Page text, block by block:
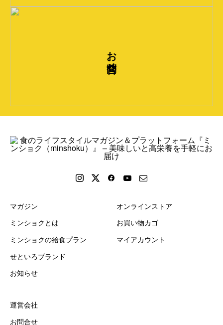
お問合せ
マガジン
ミンショクとは
ミンショクの給食プラン
せといろブランド
お知らせ
オンラインストア
お買い物カゴ
マイアカウント
運営会社
お問合せ